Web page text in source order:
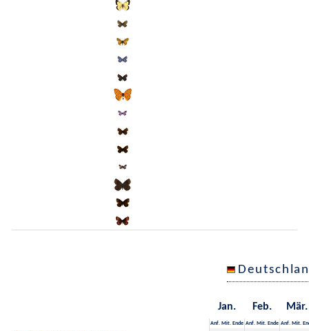
Jan. Feb. Mär.
Anf. Mit. Ende Anf. Mit. Ende Anf. Mit.